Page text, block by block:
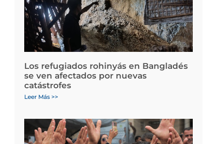
Los refugiados rohinyás en Bangladés
se ven afectados por nuevas
catástrofes
Leer Más >>